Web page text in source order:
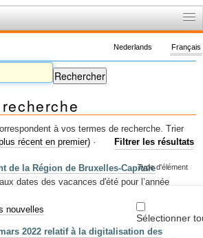
Français
Nederlands
à vos termes de recherche.
Filtrer les résultats
Type d'élément
Sélectionner
Trier
récent en premier) ·
de la Région de Bruxelles-Capitale
dates des vacances d'été pour l’année
nouvelles
2022 relatif à la digitalisation des